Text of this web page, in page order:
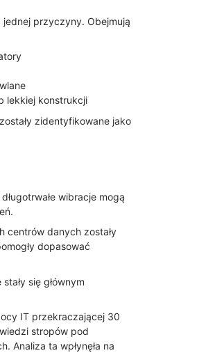
przyczyny. Obejmują
lekkiej konstrukcji
zidentyfikowane jako
wibracje mogą
centrów danych zostały
dopasować
się głównym
IT przekraczającej 30
stropów pod
Analiza ta wpłynęła na